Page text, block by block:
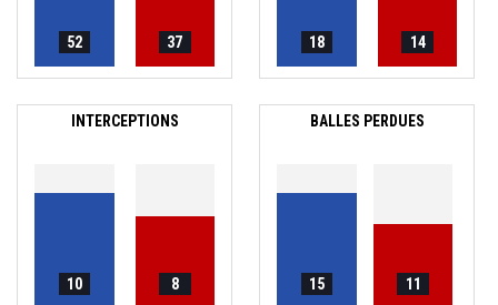
52 37 18 14
INTERCEPTIONS
10 8
BALLES PERDUES
15 11